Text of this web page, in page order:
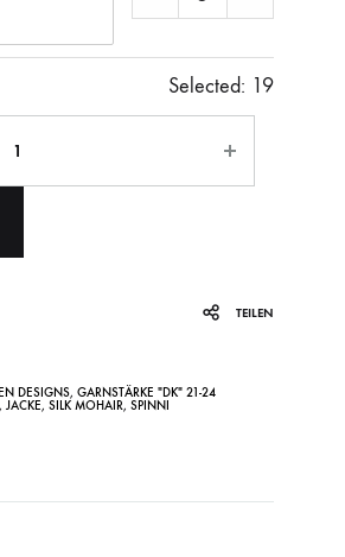
Selected: 19
TEILEN
DESIGNS, GARNSTÄRKE "DK" 21-24
JACKE, SILK MOHAIR, SPINNI